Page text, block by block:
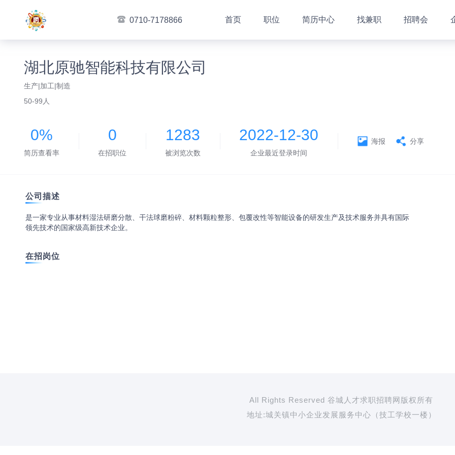
0710-7178866 首页 职位 简历中心 找兼职 招聘会
湖北原驰智能科技有限公司
生产|加工|制造
50-99人
0%
简历查看率
0
在招职位
1283
被浏览次数
2022-12-30
企业最近登录时间
海报 分享
公司描述
是一家专业从事材料湿法研磨分散、干法球磨粉碎、材料颗粒整形、包覆改性等智能设备的研发生产及技术服务并具有国际
领先技术的国家级高新技术企业。
在招岗位
All Rights Reserved 谷城人才求职招聘网版权所有
地址:城关镇中小企业发展服务中心（技工学校一楼）